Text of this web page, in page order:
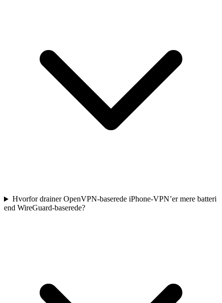
Hvorfor drainer OpenVPN-baserede iPhone-VPN’er mere batteri
end WireGuard-baserede?